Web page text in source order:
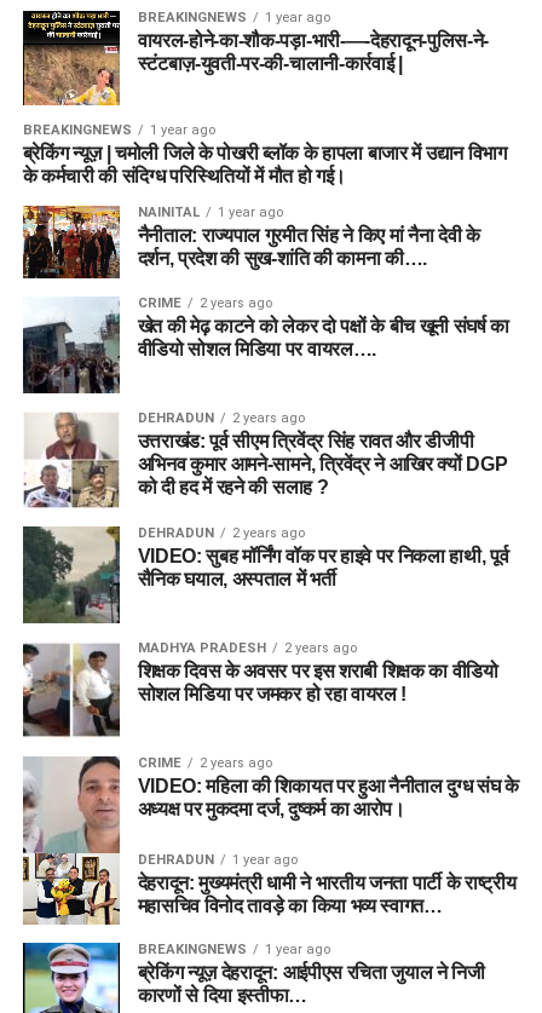
BREAKINGNEWS 1 year ago
वायरल-होने-का-शौक-पड़ा-भारी-—-देहरादून-पुलिस-ने-
स्टंटबाज़-युवती-पर-की-चालानी-कार्रवाई |
BREAKINGNEWS 1 year ago
ब्रेकिंग न्यूज़ | चमोली जिले के पोखरी ब्लॉक के हापला बाजार में उद्यान विभाग
के कर्मचारी की संदिग्ध परिस्थितियों में मौत हो गई।
NAINITAL 1 year ago
नैनीताल: राज्यपाल गुरमीत सिंह ने किए मां नैना देवी के
दर्शन, प्रदेश की सुख-शांति की कामना की….
CRIME 2 years ago
खेत की मेढ़ काटने को लेकर दो पक्षों के बीच खूनी संघर्ष का
वीडियो सोशल मिडिया पर वायरल….
DEHRADUN 2 years ago
उत्तराखंड: पूर्व सीएम त्रिवेंद्र सिंह रावत और डीजीपी
अभिनव कुमार आमने-सामने, त्रिवेंद्र ने आखिर क्यों DGP
को दी हद में रहने की सलाह ?
DEHRADUN 2 years ago
VIDEO: सुबह मॉर्निंग वॉक पर हाइवे पर निकला हाथी, पूर्व
सैनिक घयाल, अस्पताल में भर्ती
MADHYA PRADESH 2 years ago
शिक्षक दिवस के अवसर पर इस शराबी शिक्षक का वीडियो
सोशल मिडिया पर जमकर हो रहा वायरल !
CRIME 2 years ago
VIDEO: महिला की शिकायत पर हुआ नैनीताल दुग्ध संघ के
अध्यक्ष पर मुकदमा दर्ज, दुष्कर्म का आरोप।
DEHRADUN 1 year ago
देहरादून: मुख्यमंत्री धामी ने भारतीय जनता पार्टी के राष्ट्रीय
महासचिव विनोद तावड़े का किया भव्य स्वागत…
BREAKINGNEWS 1 year ago
ब्रेकिंग न्यूज़ देहरादून: आईपीएस रचिता जुयाल ने निजी
कारणों से दिया इस्तीफा…